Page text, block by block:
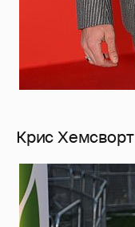
Крис Хемсворт